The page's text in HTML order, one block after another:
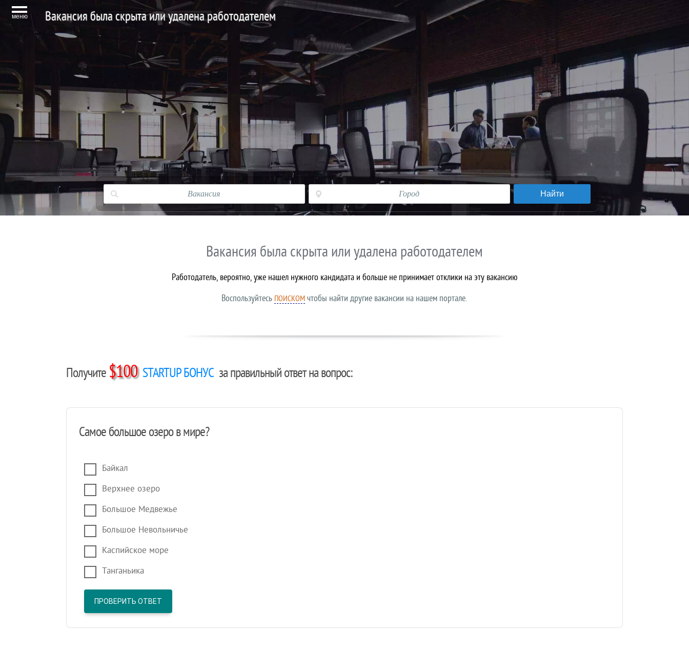
меню Вакансия была скрыта или удалена работодателем
Вакансия была скрыта или удалена работодателем
Работодатель, вероятно, уже нашел нужного кандидата и больше не принимает отклики на эту вакансию
Воспользуйтесь ПОИСКОМ чтобы найти другие вакансии на нашем портале.
Получите $100 STARTUP БОНУС за правильный ответ на вопрос:
Самое большое озеро в мире?
Байкал
Верхнее озеро
Большое Медвежье
Большое Невольничье
Каспийское море
Танганьика
ПРОВЕРИТЬ ОТВЕТ